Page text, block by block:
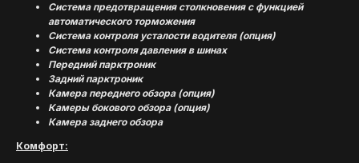
Система предотвращения столкновения с функцией
автоматического торможения
Система контроля усталости водителя (опция)
Система контроля давления в шинах
Передний парктроник
Задний парктроник
Камера переднего обзора (опция)
Камеры бокового обзора (опция)
Камера заднего обзора
Комфорт: